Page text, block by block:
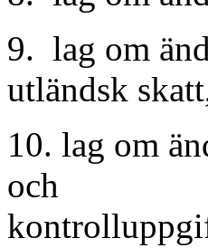
9. lag om
utländsk
10. lag om
och